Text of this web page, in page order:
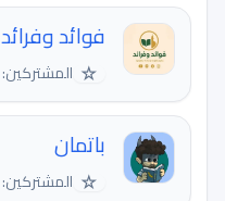
فوائد وفرائد
☆ المشتركين: 4,070
باتمان
☆ المشتركين: 3,260